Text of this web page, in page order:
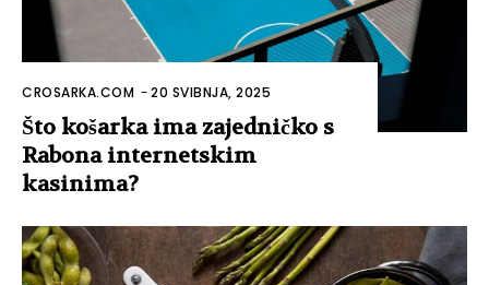
CROSARKA.COM -20 SVIBNJA, 2025
Što košarka ima zajedničko s
Rabona internetskim
kasinima?